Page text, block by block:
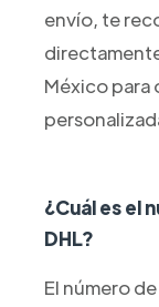
envío, te
México para
¿Cuál es el
DHL?
El número